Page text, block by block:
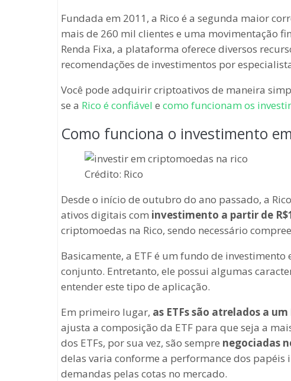
Fundada em 2011, a Rico é a segunda maior
mais de 260 mil clientes e uma movimentação
Renda Fixa, a plataforma oferece diversos
recomendações de investimentos por
Você pode adquirir criptoativos de maneira
se a Rico é confiável e como funcionam os
Como funciona o investimento
Crédito: Rico
Desde o início de outubro do ano passado, a
ativos digitais com investimento a partir de
criptomoedas na Rico, sendo necessário
Basicamente, a ETF é um fundo de
conjunto. Entretanto, ele possui algumas
entender este tipo de aplicação.
Em primeiro lugar, as ETFs são atrelados a
ajusta a composição da ETF para que seja a
dos ETFs, por sua vez, são sempre negociadas
delas varia conforme a performance dos
demandas pelas cotas no mercado.